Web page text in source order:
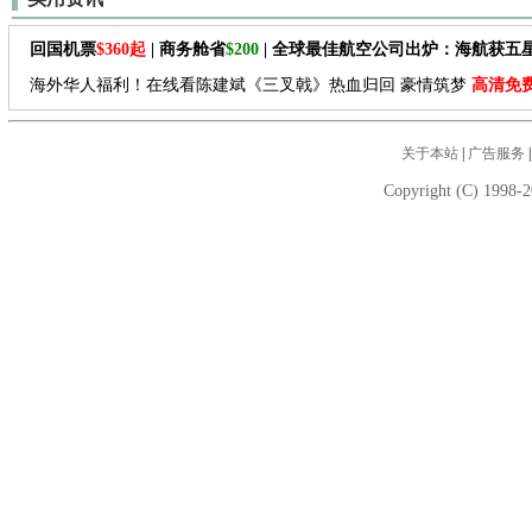
回国机票$360起 | 商务舱省$200 | 全球最佳航空公司出炉：海航获五
海外华人福利！在线看陈建斌《三叉戟》热血归回 豪情筑梦 高清免
关于本站| 广告服务
Copyright (C) 1998-